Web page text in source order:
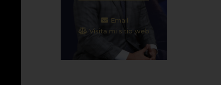
Email
Visita mi sitio web